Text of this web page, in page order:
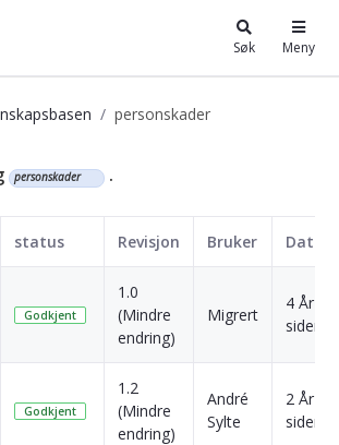
Søk Meny
personskader
personskader .
status Revisjon Bruker Dato
Godkjent
1.0
(Mindre
endring)
Migrert
4 År
siden
Godkjent
1.2
(Mindre
endring)
André
Sylte
2 År
siden